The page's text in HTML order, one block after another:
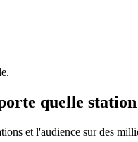
quelle
et l'audience sur des